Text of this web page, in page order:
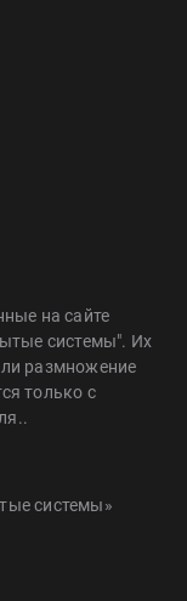
на сайте
системы". Их
размножение
только с
системы»